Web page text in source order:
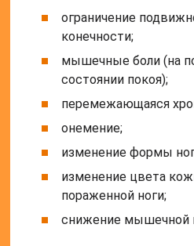
ограничение
конечности;
мышечные боли (на
состоянии покоя);
перемежающаяся
онемение;
изменение формы
изменение цвета
пораженной ноги;
снижение мышечной